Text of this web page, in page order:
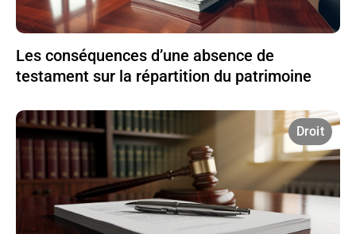
Les conséquences d’une absence de
testament sur la répartition du patrimoine
Droit